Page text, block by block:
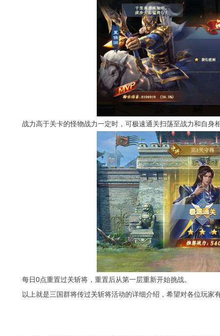
战力高于关卡的怪物战力一定时，可极速通关扫荡至战力和自身
每日0点重置过关斩将，重置后从第一层重新开始挑战。
以上就是三国群将传过关斩将活动的详细介绍，希望对各位玩家